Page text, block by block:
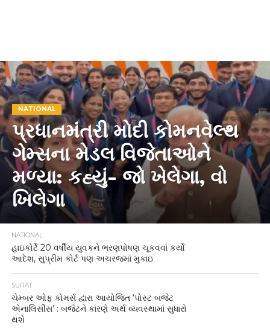
NATIONAL
પ્રધાનમંત્રી મોદી કોમનવેલ્થ
ગેમ્સના મેડલ વિજેતાઓને
મળ્યા: કહ્યું- જો ખેલેગા, વો
ખિલેગા
NATIONAL
હાઇકોર્ટે 20 વર્ષીય યુવકને ભરણપોષણ ચૂકવવાં કર્યો
આદેશ, સુપ્રીમ કોર્ટ પણ અચરજમાં મુકાઇ
SURAT
ચેમ્બર ઓફ કોમર્સ દ્વારા આયોજિત ‘પોસ્ટ બજેટ
એનાલિસીસ’ : બજેટને કારણે અર્થ વ્યવસ્થામાં સુધારો
થશે